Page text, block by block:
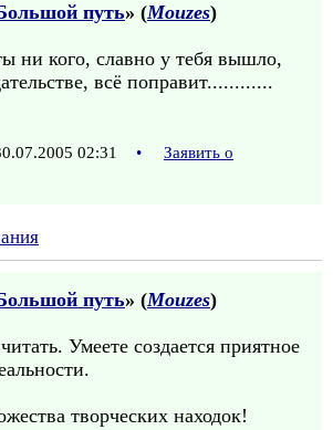
путь» (Mouzes)
ни кого, славно у тебя вышло,
всё поправит............
02:31 •
Заявить о
путь» (Mouzes)
Умеете создается приятное
творческих находок!